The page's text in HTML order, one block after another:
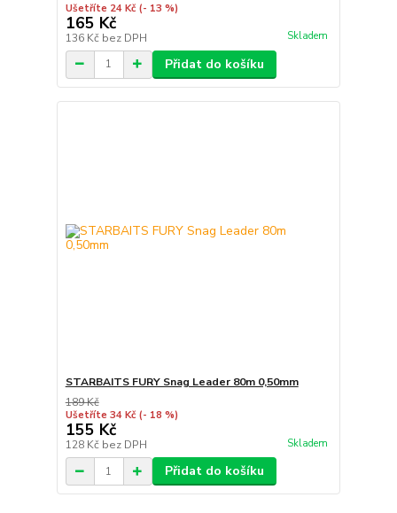
Ušetříte 24 Kč (- 13 %)
165 Kč
136 Kč bez DPH Skladem
Přidat do košíku
STARBAITS FURY Snag Leader 80m 0,50mm
189 Kč
Ušetříte 34 Kč (- 18 %)
155 Kč
128 Kč bez DPH Skladem
Přidat do košíku